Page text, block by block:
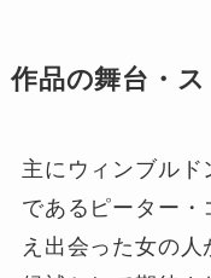
作品の舞台・
主にウィンブル
であるピーター
え出会った女の